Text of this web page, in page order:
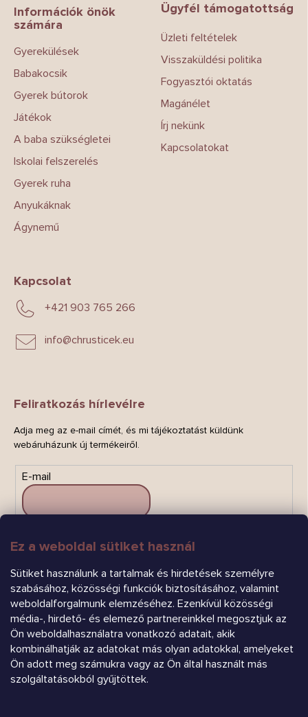
Ez a weboldal sütiket használ
Sütiket használunk a tartalmak és hirdetések személyre
szabásához, közösségi funkciók biztosításához, valamint
weboldalforgalmunk elemzéséhez. Ezenkívül közösségi
média-, hirdető- és elemező partnereinkkel megosztjuk az
Ön weboldalhasználatra vonatkozó adatait, akik
kombinálhatják az adatokat más olyan adatokkal, amelyeket
Ön adott meg számukra vagy az Ön által használt más
szolgáltatásokból gyűjtöttek.
Információk önök
számára
Gyerekülések
Babakocsik
Gyerek bútorok
Játékok
A baba szükségletei
Iskolai felszerelés
Gyerek ruha
Anyukáknak
Ágynemű
Ügyfél támogatottság
Üzleti feltételek
Visszaküldési politika
Fogyasztói oktatás
Magánélet
Írj nekünk
Kapcsolatokat
Kapcsolat
info@chrusticek.eu
+421 903 765 266
Feliratkozás hírlevélre
Adja meg az e-mail címét, és mi tájékoztatást küldünk
webáruházunk új termékeiről.
E-mail
FELIRATKOZÁS
Árukereső.hu